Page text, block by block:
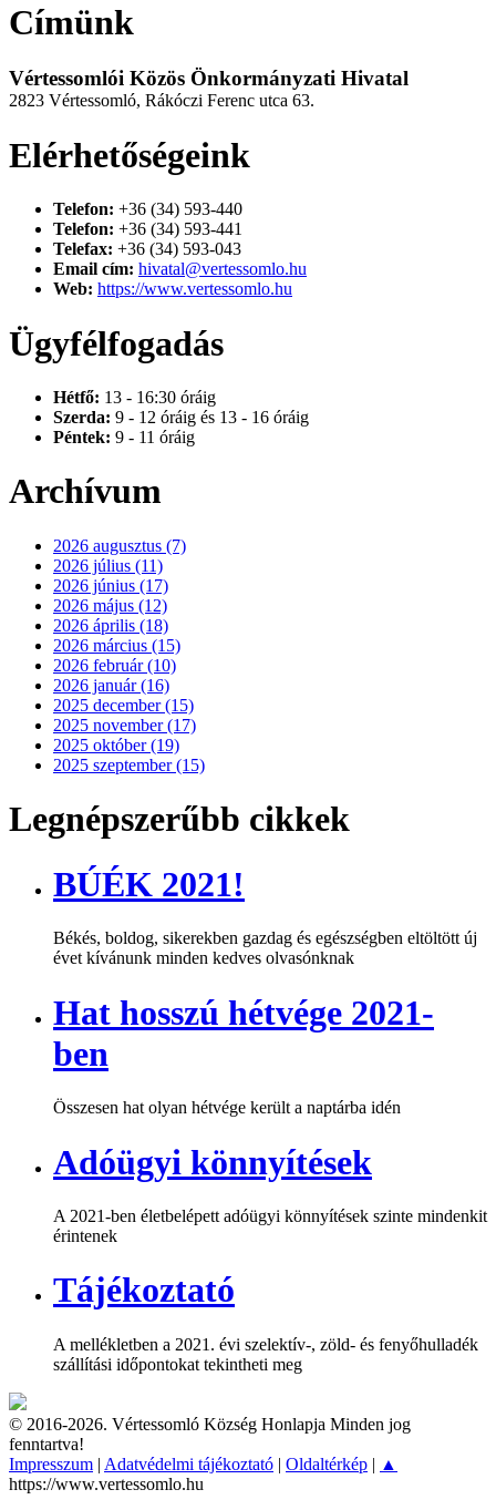
Címünk
Vértessomlói Közös Önkormányzati Hivatal
2823 Vértessomló, Rákóczi Ferenc utca 63.
Elérhetőségeink
Telefon: +36 (34) 593-440
Telefon: +36 (34) 593-441
Telefax: +36 (34) 593-043
Email cím: hivatal@vertessomlo.hu
Web: https://www.vertessomlo.hu
Ügyfélfogadás
Hétfő: 13 - 16:30 óráig
Szerda: 9 - 12 óráig és 13 - 16 óráig
Péntek: 9 - 11 óráig
Archívum
2026 augusztus (7)
2026 július (11)
2026 június (17)
2026 május (12)
2026 április (18)
2026 március (15)
2026 február (10)
2026 január (16)
2025 december (15)
2025 november (17)
2025 október (19)
2025 szeptember (15)
Legnépszerűbb cikkek
BÚÉK 2021!
Békés, boldog, sikerekben gazdag és egészségben eltöltött új
évet kívánunk minden kedves olvasónknak
Hat hosszú hétvége 2021-
ben
Összesen hat olyan hétvége került a naptárba idén
Adóügyi könnyítések
A 2021-ben életbelépett adóügyi könnyítések szinte mindenkit
érintenek
Tájékoztató
A mellékletben a 2021. évi szelektív-, zöld- és fenyőhulladék
szállítási időpontokat tekintheti meg
© 2016-2026. Vértessomló Község Honlapja Minden jog
fenntartva!
Impresszum | Adatvédelmi tájékoztató | Oldaltérkép | ▲
https://www.vertessomlo.hu